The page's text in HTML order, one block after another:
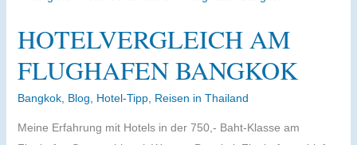
am
Suvarnabhumi
HOTELVERGLEICH AM
FLUGHAFEN BANGKOK
Bangkok, Blog Hotel-Tipp, Reisen in Thailand
Meine Erfahrung mit Hotels in der 750,- Baht-Klasse am